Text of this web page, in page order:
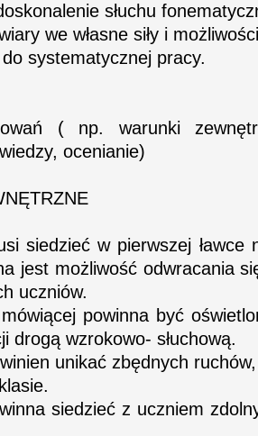
słuchu
we własne siły i
systematycznej pracy.
( np. warunki
ocenianie)
siedzieć w pierwszej
jest możliwość odwracania
uczniów.
powinna być
drogą wzrokowo- słuchową.
unikać zbędnych
siedzieć z uczniem